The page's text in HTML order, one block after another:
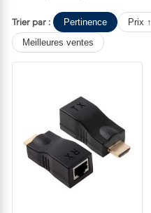
Trier par : Pertinence Prix ↑
Meilleures ventes